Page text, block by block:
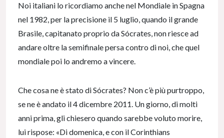
Noi italiani lo ricordiamo anche nel Mondiale in Spagna
nel 1982, per la precisione il 5 luglio, quando il grande
Brasile, capitanato proprio da Sócrates, non riesce ad
andare oltre la semifinale persa contro di noi, che quel
mondiale poi lo andremo a vincere.
Che cosa ne è stato di Sócrates? Non c’è più purtroppo,
se ne è andato il 4 dicembre 2011. Un giorno, di molti
anni prima, gli chiesero quando sarebbe voluto morire,
lui rispose: «Di domenica, e con il Corinthians